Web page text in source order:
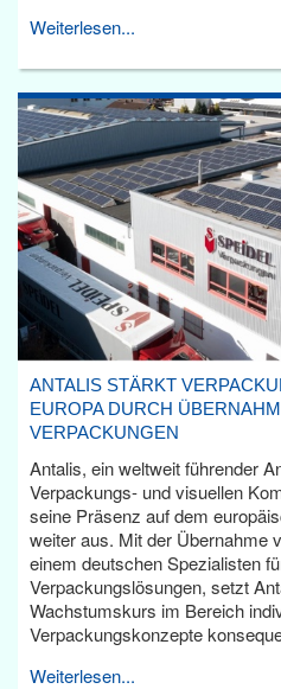
Weiterlesen...
ANTALIS STÄRKT
EUROPA DURCH
VERPACKUNGEN
Antalis, ein weltweit führender
Verpackungs- und visuellen
seine Präsenz auf dem
weiter aus. Mit der Übernahme
einem deutschen Spezialisten
Verpackungslösungen, setzt
Wachstumskurs im Bereich
Verpackungskonzepte
Weiterlesen...